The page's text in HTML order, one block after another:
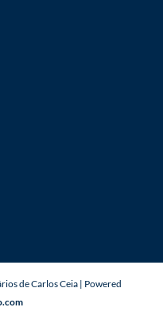
de Carlos Ceia | Powered